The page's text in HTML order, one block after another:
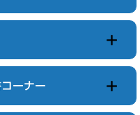
ーナー